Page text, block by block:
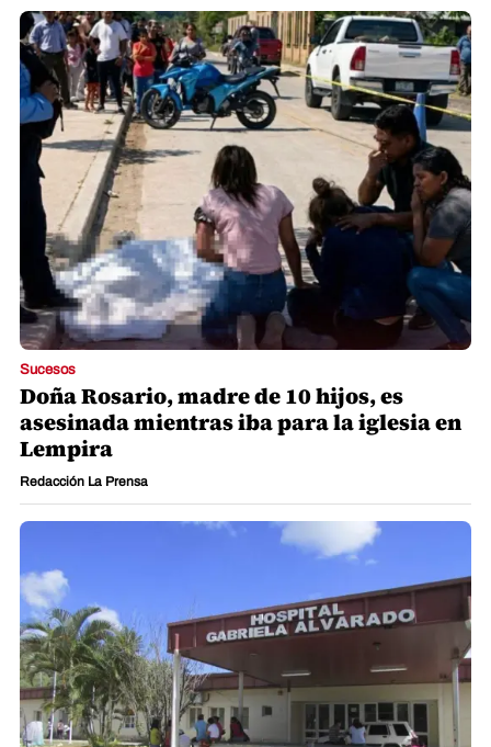
Sucesos
Doña Rosario, madre de 10 hijos, es
asesinada mientras iba para la iglesia en
Lempira
Redacción La Prensa